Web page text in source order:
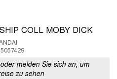
COLL MOBY DICK
melden Sie sich an, um
zu sehen